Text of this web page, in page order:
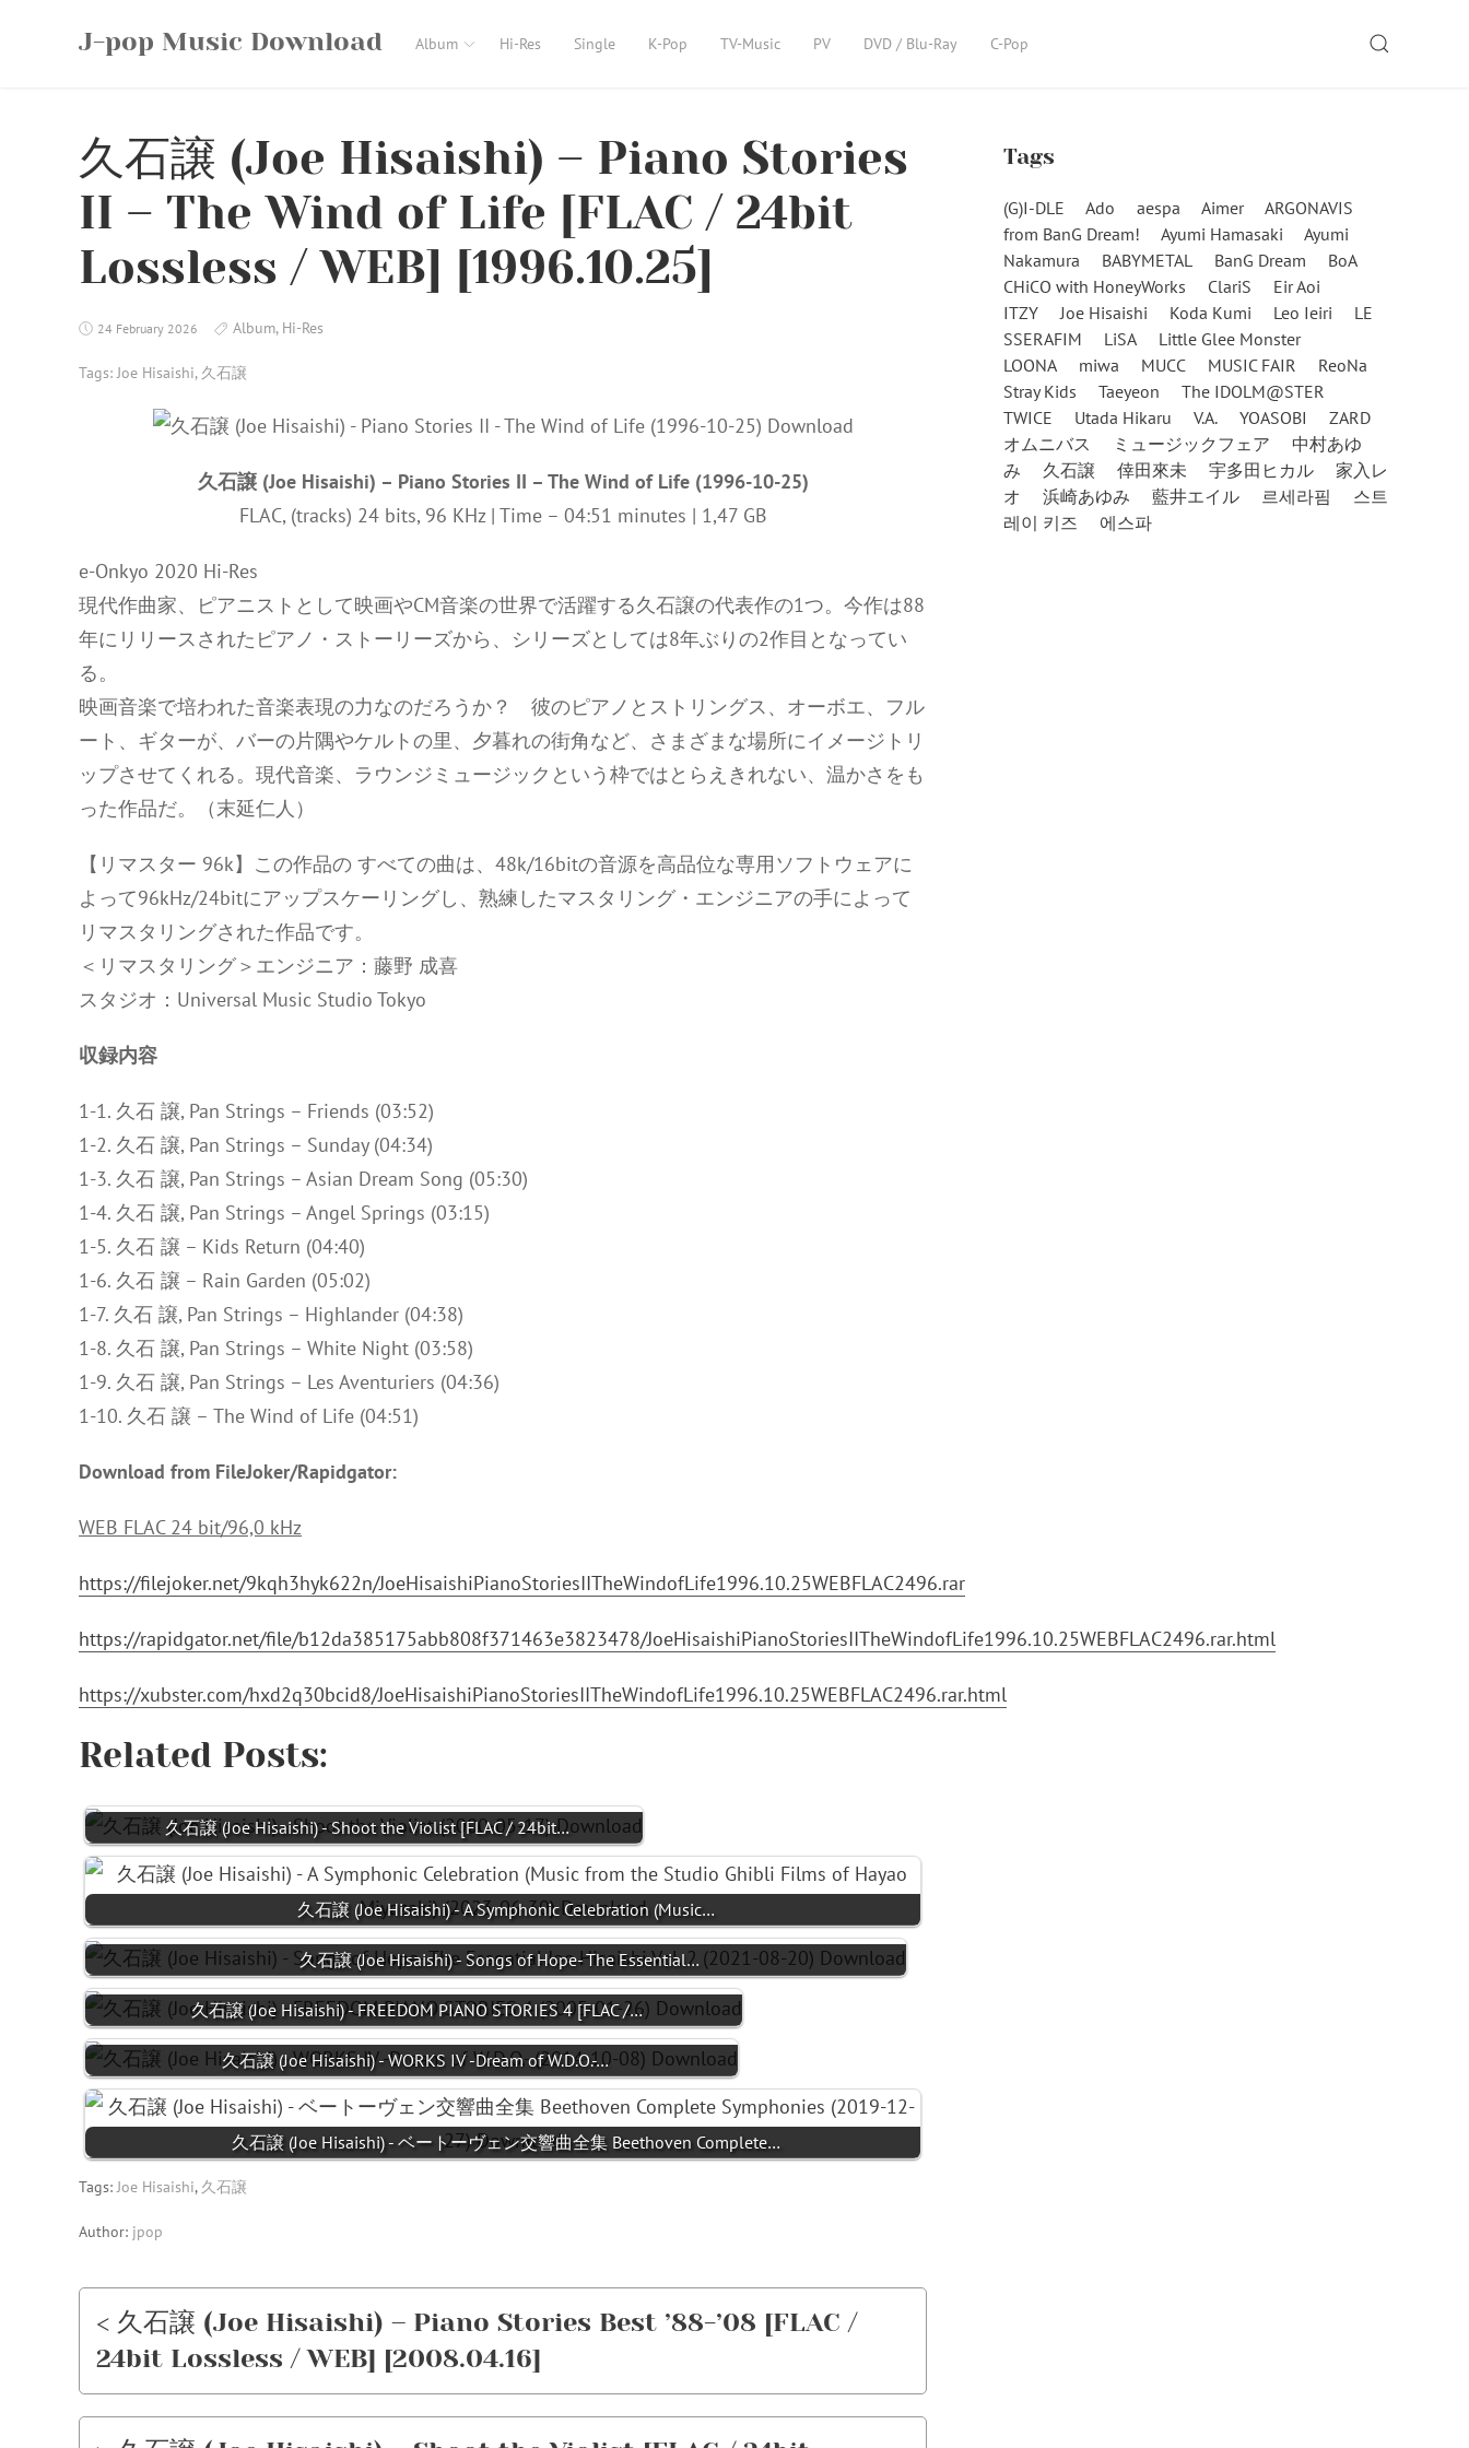
J-pop Music Download Album Hi-Res Single K-Pop TV-Music PV DVD / Blu-Ray C-Pop SEARCH
久石譲 (Joe Hisaishi) – Piano Stories
II – The Wind of Life [FLAC / 24bit
Lossless / WEB] [1996.10.25]
24 February 2026 Album, Hi-Res
Tags:Joe Hisaishi, 久石譲
久石譲 (Joe Hisaishi) – Piano Stories II – The Wind of Life (1996-10-25)
FLAC, (tracks) 24 bits, 96 KHz | Time – 04:51 minutes | 1,47 GB
e-Onkyo 2020 Hi-Res
現代作曲家、ピアニストとして映画やCM音楽の世界で活躍する久石譲の代表作の1つ。今作は88
年にリリースされたピアノ・ストーリーズから、シリーズとしては8年ぶりの2作目となってい
る。
映画音楽で培われた音楽表現の力なのだろうか？ 彼のピアノとストリングス、オーボエ、フル
ート、ギターが、バーの片隅やケルトの里、夕暮れの街角など、さまざまな場所にイメージトリ
ップさせてくれる。現代音楽、ラウンジミュージックという枠ではとらえきれない、温かさをも
った作品だ。（末延仁人）
【リマスター 96k】この作品の すべての曲は、48k/16bitの音源を高品位な専用ソフトウェアに
よって96kHz/24bitにアップスケーリングし、熟練したマスタリング・エンジニアの手によって
リマスタリングされた作品です。
＜リマスタリング＞エンジニア：藤野 成喜
スタジオ：Universal Music Studio Tokyo
収録内容
1-1. 久石 譲, Pan Strings – Friends (03:52)
1-2. 久石 譲, Pan Strings – Sunday (04:34)
1-3. 久石 譲, Pan Strings – Asian Dream Song (05:30)
1-4. 久石 譲, Pan Strings – Angel Springs (03:15)
1-5. 久石 譲 – Kids Return (04:40)
1-6. 久石 譲 – Rain Garden (05:02)
1-7. 久石 譲, Pan Strings – Highlander (04:38)
1-8. 久石 譲, Pan Strings – White Night (03:58)
1-9. 久石 譲, Pan Strings – Les Aventuriers (04:36)
1-10. 久石 譲 – The Wind of Life (04:51)
Download from FileJoker/Rapidgator:
WEB FLAC 24 bit/96,0 kHz
https://filejoker.net/9kqh3hyk622n/JoeHisaishiPianoStoriesIITheWindofLife1996.10.25WEBFLAC2496.rar
https://rapidgator.net/file/b12da385175abb808f371463e3823478/JoeHisaishiPianoStoriesIITheWindofLife1996.10.25WEBFLAC2496.rar.html
https://xubster.com/hxd2q30bcid8/JoeHisaishiPianoStoriesIITheWindofLife1996.10.25WEBFLAC2496.rar.html
Related Posts:
久石譲 (Joe Hisaishi) - Shoot the Violist [FLAC / 24bit…
久石譲 (Joe Hisaishi) - A Symphonic Celebration (Music…
久石譲 (Joe Hisaishi) - Songs of Hope- The Essential…
久石譲 (Joe Hisaishi) - FREEDOM PIANO STORIES 4 [FLAC /…
久石譲 (Joe Hisaishi) - WORKS IV -Dream of W.D.O.-…
久石譲 (Joe Hisaishi) - ベートーヴェン交響曲全集 Beethoven Complete…
Tags:Joe Hisaishi, 久石譲
Author: jpop
< 久石譲 (Joe Hisaishi) – Piano Stories Best ’88-’08 [FLAC /
24bit Lossless / WEB] [2008.04.16]
Tags
(G)I-DLE Ado aespa Aimer
ARGONAVIS
from BanG Dream!
Ayumi Hamasaki
Ayumi
Nakamura
BABYMETAL BanG Dream
BoA
CHiCO with HoneyWorks
ClariS
Eir Aoi
ITZY
Joe Hisaishi Koda Kumi Leo Ieiri
LE
SSERAFIM
LiSA
Little Glee Monster
LOONA
miwa MUCC MUSIC FAIR
ReoNa
Stray Kids
Taeyeon
The IDOLM@STER
TWICE
Utada Hikaru V.A. YOASOBI
ZARD
オムニバス
ミュージックフェア
中村あゆ
み
久石譲 倖田來未 宇多田ヒカル
家入レ
オ
浜崎あゆみ 藍井エイル 르세라핌
스트
레이 키즈
에스파